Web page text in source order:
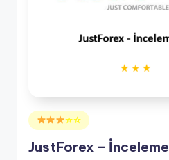
Posted
in
☆☆
JustForex – İnceleme